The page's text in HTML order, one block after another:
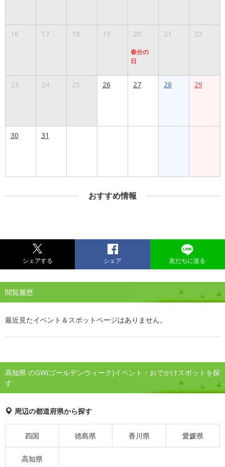
16 17 18 19 20
春分の
日
21 22
23 24 25 26 27 28 29
30 31
おすすめ情報
シェアする シェア 友だちに送る
閲覧履歴
最近見たイベント＆スポットページはありません。
高知県 のGW(ゴールデンウィーク)イベント・おでかけスポットを探
す
周辺の都道府県から探す
四国 徳島県 香川県 愛媛県
高知県